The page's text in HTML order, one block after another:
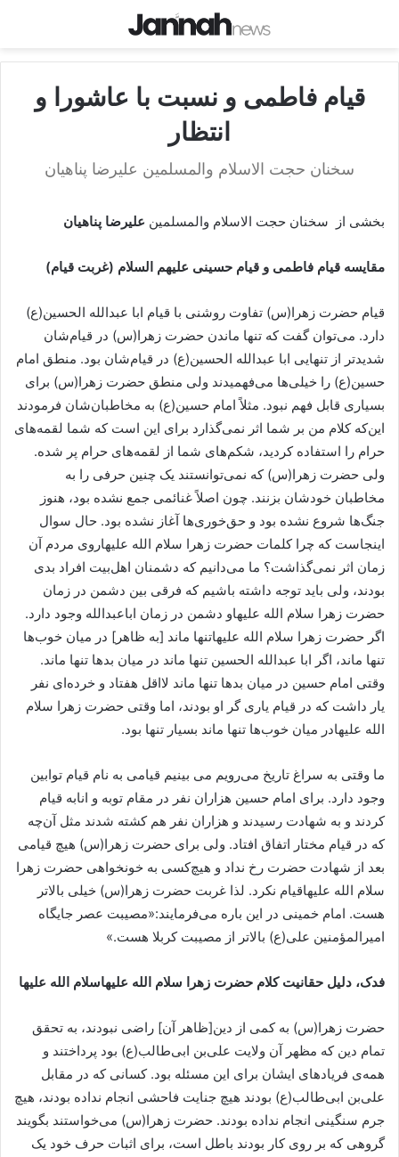
قیام فاطمی و نسبت با عاشورا و
انتظار
سخنان حجت الاسلام والمسلمین علیرضا پناهیان
بخشی از سخنان حجت الاسلام والمسلمین علیرضا پناهیان
مقایسه قیام فاطمی و قیام حسینی علیهم السلام (غربت قیام)
قیام حضرت زهرا(س) تفاوت روشنی با قیام ابا عبدالله الحسین(ع)
دارد. می‌توان گفت که تنها ماندن حضرت زهرا(س) در قیام‌شان
شدیدتر از تنهایی ابا عبدالله الحسین(ع) در قیام‌شان بود. منطق امام
حسین(ع) را خیلی‌ها می‌فهمیدند ولی منطق حضرت زهرا(س) برای
بسیاری قابل فهم نبود. مثلاً امام حسین(ع) به مخاطبان‌شان فرمودند
این‌‌که کلام من بر شما اثر نمی‌گذارد برای این است که شما لقمه‌های
حرام را استفاده کردید، شکم‌های شما از لقمه‌های حرام پر شده.
ولی حضرت زهرا(س) که نمی‌توانستند یک چنین حرفی را به
مخاطبان خودشان بزنند. چون اصلاً غنائمی جمع نشده بود، هنوز
جنگ‌ها شروع نشده بود و حق‌خوری‌ها آغاز نشده بود. حال سوال
اینجاست که چرا کلمات حضرت زهرا سلام الله علیهاروی مردم آن
زمان اثر نمی‌گذاشت؟ ما می‌دانیم که دشمنان اهل‌بیت افراد بدی
بودند، ولی باید توجه داشته باشیم که فرقی بین دشمن در زمان
حضرت زهرا سلام الله علیهاو دشمن در زمان اباعبدالله وجود دارد.
اگر حضرت زهرا سلام الله علیهاتنها ماند [به ظاهر] در میان خوب‌ها
تنها ماند، اگر ابا عبدالله الحسین تنها ماند در میان بدها تنها ماند.
وقتی امام حسین در میان بدها تنها ماند لااقل هفتاد و خرده‌ای نفر
یار داشت که در قیام یاری گر او بودند، اما وقتی حضرت زهرا سلام
الله علیهادر میان خوب‌ها تنها ماند بسیار تنها بود.
ما وقتی به سراغ تاریخ می‌رویم می بینیم قیامی به نام قیام توابین
وجود دارد. برای امام حسین هزاران نفر در مقام توبه و انابه قیام
کردند و به شهادت رسیدند و هزاران نفر هم کشته شدند مثل آن‌چه
که در قیام مختار اتفاق افتاد. ولی برای حضرت زهرا(س) هیچ قیامی
بعد از شهادت حضرت رخ نداد و هیچ‌کسی به خونخواهی حضرت زهرا
سلام الله علیهاقیام نکرد. لذا غربت حضرت زهرا(س) خیلی بالاتر
هست. امام خمینی در این باره می‌فرمایند:«مصیبت عصر جایگاه
امیرالمؤمنین علی(ع) بالاتر از مصیبت کربلا هست.»
فدک، دلیل حقانیت کلام حضرت زهرا سلام الله علیهاسلام الله علیها
حضرت زهرا(س) به کمی از دین[ظاهر آن] راضی نبودند، به تحقق
تمام دین که مظهر آن ولایت علی‌بن ابی‌طالب(ع) بود پرداختند و
همه‌‌ی فریادهای ایشان برای این مسئله بود. کسانی که در مقابل
علی‌بن ابی‌طالب(ع) بودند هیچ جنایت فاحشی انجام نداده بودند، هیچ
جرم سنگینی انجام نداده بودند. حضرت زهرا(س) می‌خواستند بگویند
گروهی که‌ بر روی کار بودند باطل است، برای اثبات حرف خود یک